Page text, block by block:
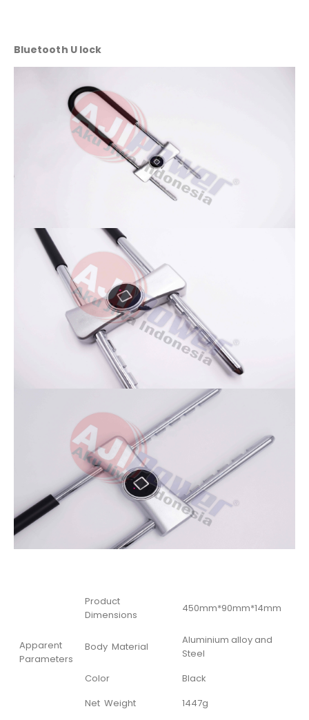
Bluetooth U lock
Apparent
Parameters
Product
Dimensions
450mm*90mm*14mm
Body Material
Aluminium alloy and
Steel
Color
Black
Net Weight
1447g